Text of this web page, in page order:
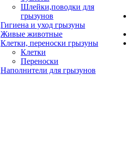
Шлейки,поводки для
грызунов
Гигиена и уход грызуны
Живые животные
Клетки, переноски грызуны
Клетки
Переноски
Наполнители для грызунов